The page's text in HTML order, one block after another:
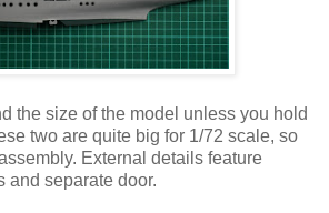
the size of the model unless you hold
two are quite big for 1/72 scale, so
External details feature
and separate door.